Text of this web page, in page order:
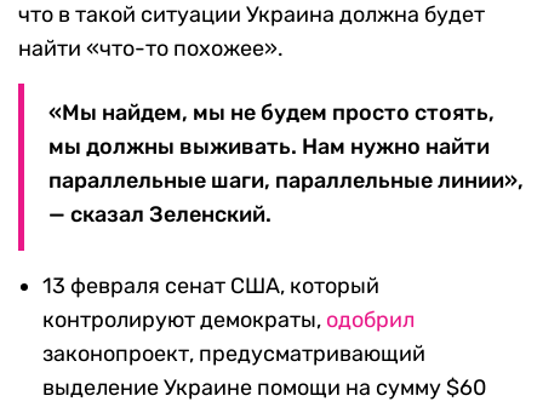
что в такой ситуации Украина должна будет
найти «что-то похожее».
«Мы найдем, мы не будем просто стоять,
мы должны выживать. Нам нужно найти
параллельные шаги, параллельные линии»,
— сказал Зеленский.
13 февраля сенат США, который
контролируют демократы, одобрил
законопроект, предусматривающий
выделение Украине помощи на сумму $60